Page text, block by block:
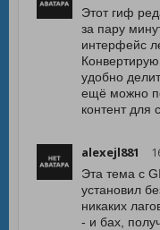
Этот гиф
за пару
интерфейс
удобно
ещё можно
контент для
alexejl881
Эта тема с
установил
никаких
- и бах,